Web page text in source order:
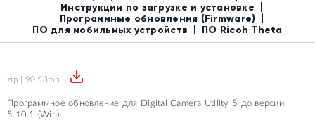
Инструкции по загрузке и установке
Программные обновления (Firmware)
ПО для мобильных устройств
ПО Ricoh Theta
zip | 90.58mb
Программное обновление для Digital Camera Utility 5 до версии
5.10.1 (Win)